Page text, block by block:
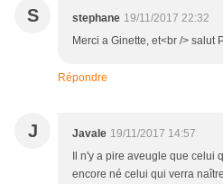
S stephane 19/11/2017 22:32
Merci a Ginette, et<br /> salut
Répondre
J Javale 19/11/2017 14:57
Il n'y a pire aveugle que celui
encore né celui qui verra